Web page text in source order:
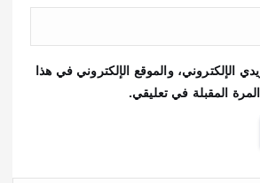
الإلكتروني، والموقع الإلكتروني في هذا
المقبلة في تعليقي.